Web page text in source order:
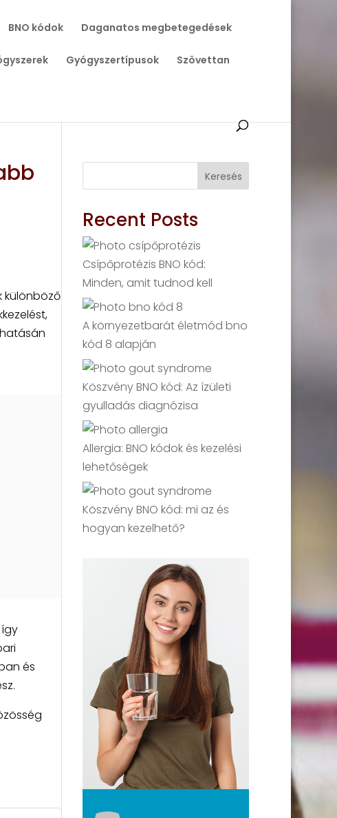
BNO kódok Daganatos megbetegedések
Gyógyszertípusok Szövettan
különböző
és
Keresés
Recent Posts
Csípőprotézis BNO kód:
Minden, amit tudnod kell
A környezetbarát életmód bno
kód 8 alapján
Köszvény BNO kód: Az ízületi
gyulladás diagnózisa
Allergia: BNO kódok és kezelési
lehetőségek
Köszvény BNO kód: mi az és
hogyan kezelhető?